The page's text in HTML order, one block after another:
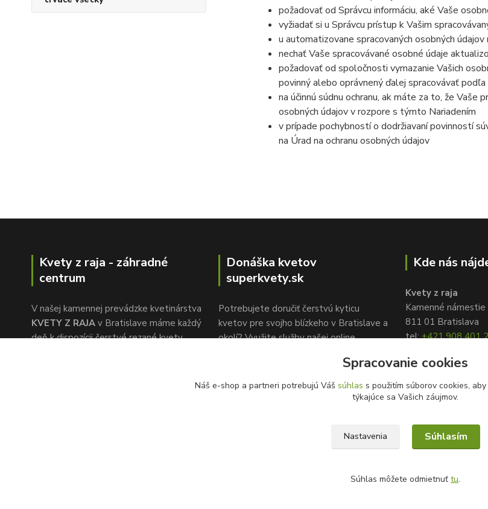
požadovať od Správcu informáciu, aké Vaše
vyžiadať si u Správcu prístup k Vašim
u automatizovane spracovaných osobných
nechať Vaše spracovávané osobné údaje
požadovať od spoločnosti vymazanie Vašich
povinný alebo oprávnený ďalej spracovávať
na účinnú súdnu ochranu, ak máte za to, že Vaše
osobných údajov v rozpore s týmto Nariadením
v prípade pochybností o dodržiavaní povinností
na Úrad na ochranu osobných údajov
Kvety z raja - záhradné
centrum
V našej kamennej prevádzke kvetinárstva
KVETY Z RAJA v Bratislave máme každý
deň k dispozícii čerstvé rezané kvety,
rýchlemu servisu je to, čo nás oddeľuje od
Donáška kvetov
superkvety.sk
Potrebujete doručiť čerstvú kyticu
kvetov pre svojho blízkeho v Bratislave a
okolí? Využite služby našej online
www.superkvety.sk, www.kvetyzraja.sk
Kde nás
Kvety z raja
Kamenné námestie
811 01 Bratislava
tel:+421 908 401
Spracovanie cookies
Náš e-shop a partneri potrebujú Váš súhlas s použitím súborov cookies,
týkajúce sa Vašich záujmov.
Nastavenia Súhlasím
Súhlas môžete odmietnuť tu.